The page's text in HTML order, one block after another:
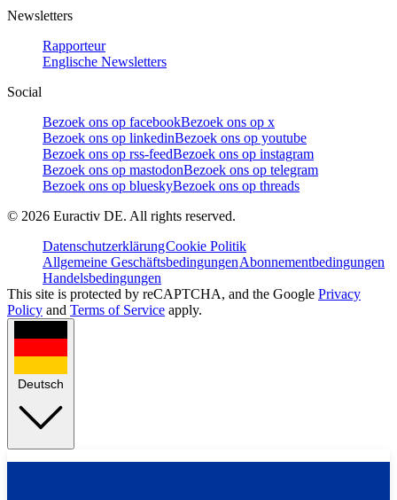
Newsletters
Rapporteur
Englische Newsletters
Social
Bezoek ons op facebookBezoek ons op x
Bezoek ons op linkedinBezoek ons op youtube
Bezoek ons op rss-feedBezoek ons op instagram
Bezoek ons op mastodonBezoek ons op telegram
Bezoek ons op blueskyBezoek ons op threads
© 2026 Euractiv DE. All rights reserved.
DatenschutzerklärungCookie Politik
Allgemeine GeschäftsbedingungenAbonnementbedingungen
Handelsbedingungen
This site is protected by reCAPTCHA, and the Google Privacy
Policy and Terms of Service apply.
Deutsch